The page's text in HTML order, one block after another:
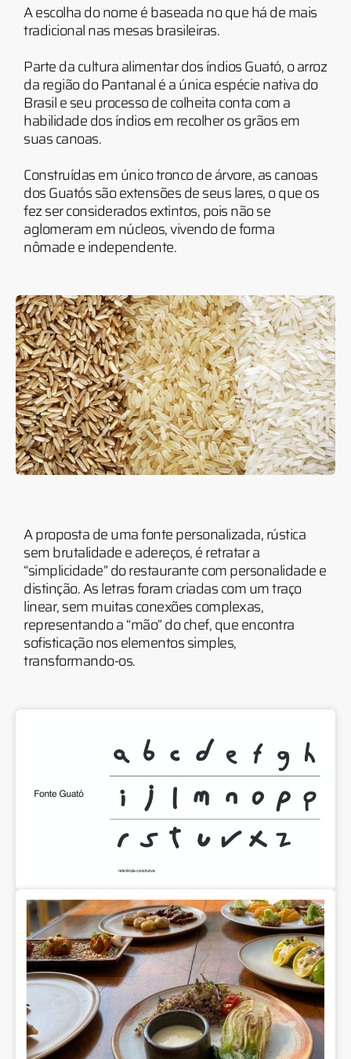
A escolha do nome é baseada no que há de mais
tradicional nas mesas brasileiras.
Parte da cultura alimentar dos índios Guató, o arroz
da região do Pantanal é a única espécie nativa do
Brasil e seu processo de colheita conta com a
habilidade dos índios em recolher os grãos em
suas canoas.
Construídas em único tronco de árvore, as canoas
dos Guatós são extensões de seus lares, o que os
fez ser considerados extintos, pois não se
aglomeram em núcleos, vivendo de forma
nômade e independente.
A proposta de uma fonte personalizada, rústica
sem brutalidade e adereços, é retratar a
“simplicidade” do restaurante com personalidade e
distinção. As letras foram criadas com um traço
linear, sem muitas conexões complexas,
representando a “mão” do chef, que encontra
sofisticação nos elementos simples,
transformando-os.